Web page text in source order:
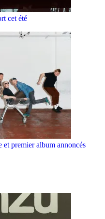
cet été
premier album annoncés